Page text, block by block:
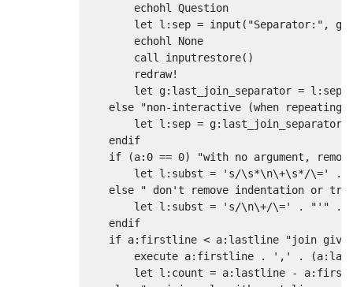
        echohl Question
let l:sep = input("Separator:",
        echohl None
        call inputrestore()
        redraw!
let g:last_join_separator = l:sep
else "non-interactive (when repeating
        let l:sep = g:last_join_separator
    endif
if (a:0 == 0) "with no argument,
let l:subst = 's/\s*\n\+\s*/\=' .
else " don't remove indentation or
let l:subst = 's/\n\+/\=' . "'" .
    endif
if a:firstline < a:lastline "join
execute a:firstline . ',' .
let l:count = a:lastline -